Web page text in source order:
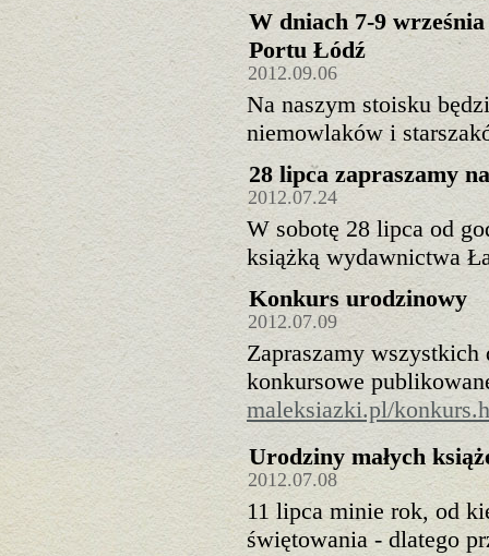
W dniach 7-9
Portu Łódź
2012.09.06
Na naszym stoisku
niemowlaków i
28 lipca zapraszamy
2012.07.24
W sobotę 28 lipca od
książką wydawnictwa
Konkurs urodzinowy
2012.07.09
Zapraszamy
konkursowe
maleksiazki.pl/
Urodziny małych
2012.07.08
11 lipca minie rok, od
świętowania - dlatego